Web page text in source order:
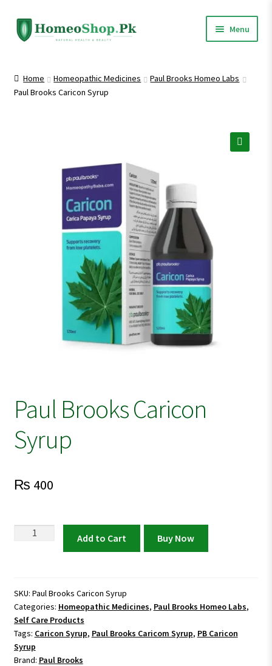
Skip
to
Skip
to
Menu
Shop All
child
menu
Home Homeopathic Medicines
Paul Brooks Homeo Labs
Paul Brooks Caricon Syrup
Paul Brooks Caricon
Syrup
₨ 400
quantity
Add to Cart Buy Now
SKU: Paul Brooks Caricon Syrup
Categories: Homeopathic Medicines, Paul Brooks Homeo Labs,
Self Care Products
Tags: Caricon Syrup, Paul Brooks Caricom Syrup, PB Caricon
Syrup
Brand: Paul Brooks